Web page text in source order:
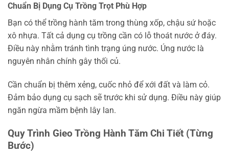
Chuẩn Bị Dụng Cụ Trồng Trọt Phù Hợp
Bạn có thể trồng hành tăm trong thùng xốp, chậu sứ hoặc
xô nhựa. Tất cả dụng cụ trồng cần có lỗ thoát nước ở đáy.
Điều này nhằm tránh tình trạng úng nước. Úng nước là
nguyên nhân chính gây thối củ.
Cần chuẩn bị thêm xẻng, cuốc nhỏ để xới đất và làm cỏ.
Đảm bảo dụng cụ sạch sẽ trước khi sử dụng. Điều này giúp
ngăn ngừa mầm bệnh lây lan.
Quy Trình Gieo Trồng Hành Tăm Chi Tiết (Từng
Bước)